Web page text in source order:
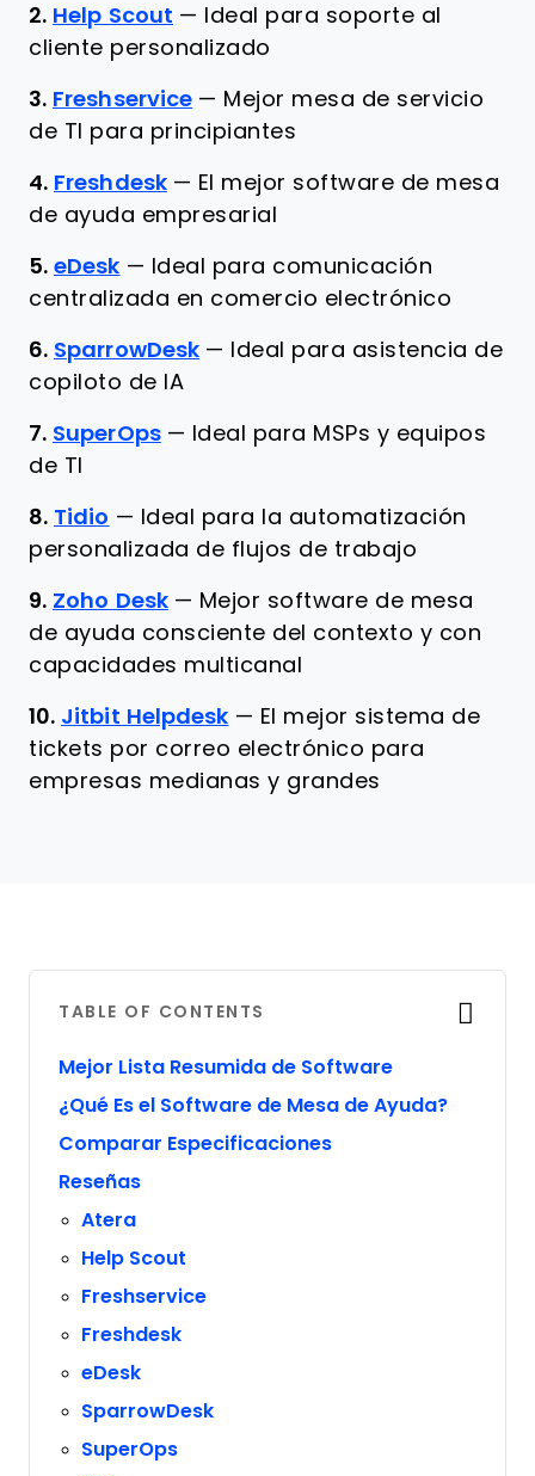
2. Help Scout —
Ideal para soporte al
cliente personalizado
3. Freshservice — Mejor mesa de servicio
de TI para principiantes
4. Freshdesk — El mejor software de mesa
de ayuda empresarial
5. eDesk — Ideal para comunicación
centralizada en comercio electrónico
6. SparrowDesk —
Ideal para asistencia de
copiloto de IA
7. SuperOps — Ideal para MSPs y equipos
de TI
8. Tidio — Ideal para la automatización
personalizada de flujos de trabajo
9. Zoho Desk — Mejor software de mesa
de ayuda consciente del contexto y con
capacidades multicanal
10. Jitbit Helpdesk — El mejor sistema de
tickets por correo electrónico para
empresas medianas y grandes
TABLE OF CONTENTS
Mejor Lista Resumida de Software
¿Qué Es el Software de Mesa de Ayuda?
Comparar Especificaciones
Reseñas
Atera
Help Scout
Freshservice
Freshdesk
eDesk
SparrowDesk
SuperOps